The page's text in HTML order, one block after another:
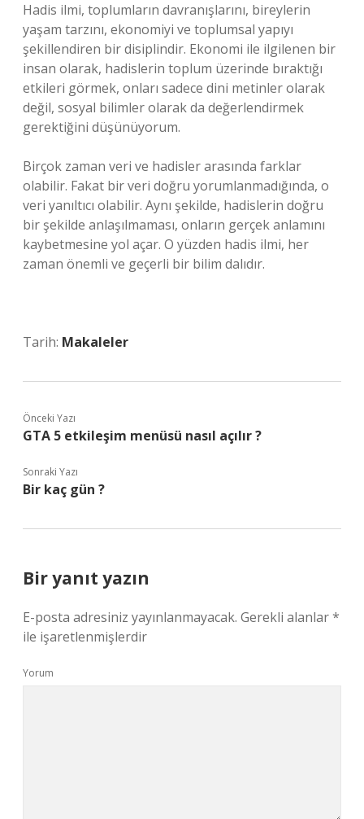
Hadis ilmi, toplumların davranışlarını, bireylerin
yaşam tarzını, ekonomiyi ve toplumsal yapıyı
şekillendiren bir disiplindir. Ekonomi ile ilgilenen bir
insan olarak, hadislerin toplum üzerinde bıraktığı
etkileri görmek, onları sadece dini metinler olarak
değil, sosyal bilimler olarak da değerlendirmek
gerektiğini düşünüyorum.
Birçok zaman veri ve hadisler arasında farklar
olabilir. Fakat bir veri doğru yorumlanmadığında, o
veri yanıltıcı olabilir. Aynı şekilde, hadislerin doğru
bir şekilde anlaşılmaması, onların gerçek anlamını
kaybetmesine yol açar. O yüzden hadis ilmi, her
zaman önemli ve geçerli bir bilim dalıdır.
Tarih: Makaleler
Önceki Yazı
GTA 5 etkileşim menüsü nasıl açılır ?
Sonraki Yazı
Bir kaç gün ?
Bir yanıt yazın
E-posta adresiniz yayınlanmayacak. Gerekli alanlar*
ile işaretlenmişlerdir
Yorum